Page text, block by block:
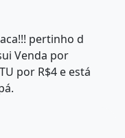
pertinho d
Venda por
por R$4 e está